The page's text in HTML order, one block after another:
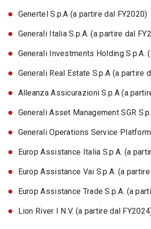
Genertel S.p.A (a partire dal FY2020)
Generali Italia S.p.A. (a partire dal
Generali Investments Holding S.p.A.
Generali Real Estate S.p.A (a partire
Alleanza Assicurazioni S.p.A (a
Generali Asset Management SGR
Generali Operations Service
Europ Assistance Italia S.p.A. (a
Europ Assistance Vai S.p.A. (a
Europ Assistance Trade S.p.A. (a
Lion River I N.V. (a partire dal